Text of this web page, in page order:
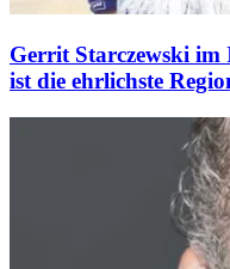
Gerrit Starczewski im
ist die ehrlichste